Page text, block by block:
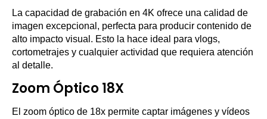
La capacidad de grabación en 4K ofrece una calidad de
imagen excepcional, perfecta para producir contenido de
alto impacto visual. Esto la hace ideal para vlogs,
cortometrajes y cualquier actividad que requiera atención
al detalle.
Zoom Óptico 18X
El zoom óptico de 18x permite captar imágenes y vídeos